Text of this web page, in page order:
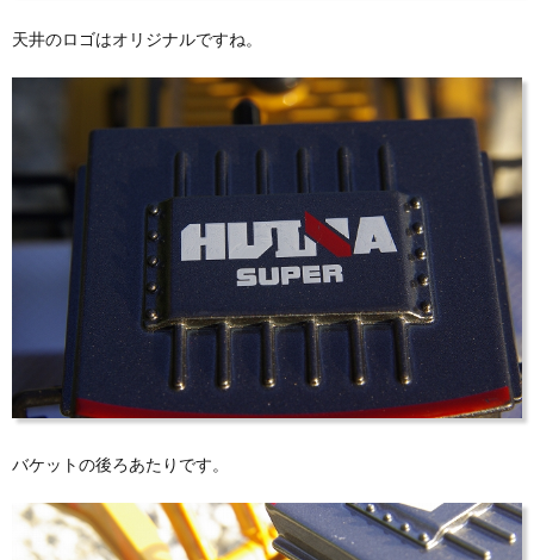
天井のロゴはオリジナルですね。
バケットの後ろあたりです。